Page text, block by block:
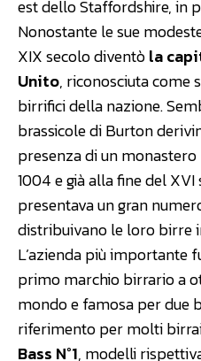
est dello Staffordshire, in
Nonostante le sue
XIX secolo diventòla
Unito, riconosciuta come
birrifici della nazione.
brassicole di Burton
presenza di un
1004 e già alla fine del
presentava un gran
distribuivano le loro birre
L’azienda più importante
primo marchio birrario a
mondo e famosa per due
riferimento per molti
Bass N°1, modelli